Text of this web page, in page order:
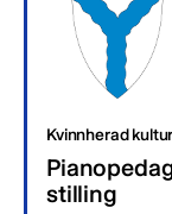
Kvinnherad
stilling